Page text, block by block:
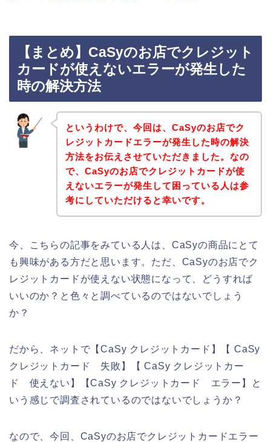
【まとめ】CaSyのお店でクレジット
カードが使えないエラーが発生した
時の解決方法
というわけで、今回は、CaSyのお店でク
レジットカードエラーが発生した時の解決
方法をお伝えさせていただきました。なの
で、CaSyのお店でクレジットカードが使
えないエラーが発生して困っている人は参
考にしていただけると幸いです。
今、こちらの記事をみている人は、CaSyの商品にとて
も興味がある方だと思います。ただ、CaSyのお店でク
レジットカードが使えない状態になって、どうすれば
いいのか？と色々と調べているのではないでしょう
か？
だから、ネットで【CaSy クレジットカード】【 CaSy
クレジットカード 失敗】【 CaSy クレジットカー
ド 使えない】【CaSy クレジットカード エラー】と
いう感じで調査されているのではないでしょうか？
なので、今回、CaSyのお店でクレジットカードエラー